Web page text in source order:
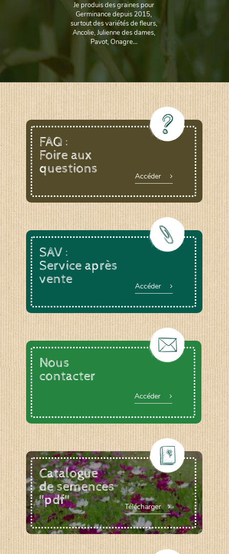
Je produis des graines pour
Germinance depuis 2015,
surtout des variétés de fleurs,
Ancolie, Julienne des dames,
Pavot, Onagre...
FAQ :
Foire aux
questions
Accéder
SAV :
Service après
vente
Accéder
Nous
contacter
Accéder
Catalogue
de semences
"pdf"
Télécharger